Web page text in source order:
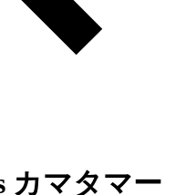
カマタマー